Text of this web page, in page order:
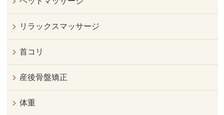
リラックスマッサージ
首コリ
産後骨盤矯正
体重